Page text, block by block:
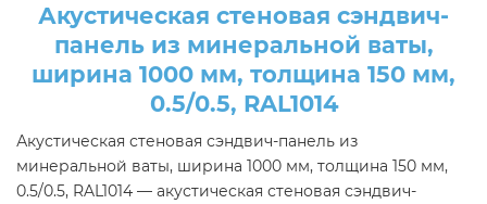
Акустическая стеновая сэндвич-
панель из минеральной ваты,
ширина 1000 мм, толщина 150 мм,
0.5/0.5, RAL1014
Акустическая стеновая сэндвич-панель из
минеральной ваты, ширина 1000 мм, толщина 150 мм,
0.5/0.5, RAL1014 — акустическая стеновая сэндвич-